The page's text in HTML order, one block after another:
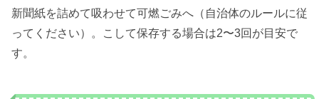
新聞紙を詰めて吸わせて可燃ごみへ（自治体のルールに従
ってください）。こして保存する場合は2〜3回が目安で
す。